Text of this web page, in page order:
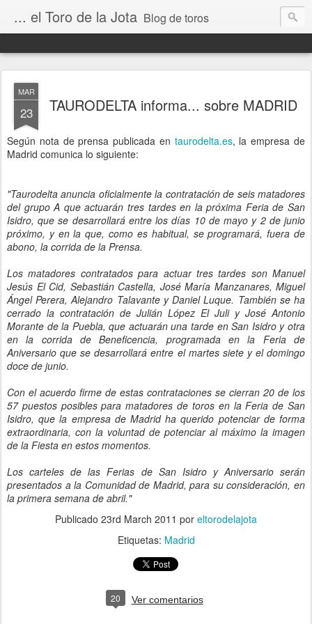
... el Toro de la Jota Blog de toros
MAR
23 TAURODELTA informa... sobre MADRID
Según nota de prensa publicada en taurodelta.es, la empresa de
Madrid comunica lo siguiente:
"Taurodelta anuncia oficialmente la contratación de seis matadores
del grupo A que actuarán tres tardes en la próxima Feria de San
Isidro, que se desarrollará entre los días 10 de mayo y 2 de junio
próximo, y en la que, como es habitual, se programará, fuera de
abono, la corrida de la Prensa.
Los matadores contratados para actuar tres tardes son Manuel
Jesús El Cid, Sebastián Castella, José María Manzanares, Miguel
Ángel Perera, Alejandro Talavante y Daniel Luque. También se ha
cerrado la contratación de Julián López El Juli y José Antonio
Morante de la Puebla, que actuarán una tarde en San Isidro y otra
en la corrida de Beneficencia, programada en la Feria de
Aniversario que se desarrollará entre el martes siete y el domingo
doce de junio.
Con el acuerdo firme de estas contrataciones se cierran 20 de los
57 puestos posibles para matadores de toros en la Feria de San
Isidro, que la empresa de Madrid ha querido potenciar de forma
extraordinaria, con la voluntad de potenciar al máximo la imagen
de la Fiesta en estos momentos.
Los carteles de las Ferias de San Isidro y Aniversario serán
presentados a la Comunidad de Madrid, para su consideración, en
la primera semana de abril."
Publicado 23rd March 2011 por eltorodelajota
Etiquetas: Madrid
20 Ver comentarios